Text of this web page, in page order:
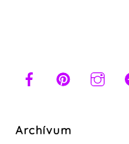
Archívum